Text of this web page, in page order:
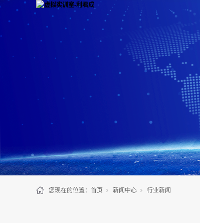
您现在的位置： 首页 新闻中心 行业新闻